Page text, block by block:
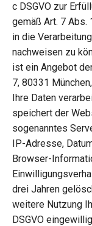
c DSGVO zur
gemäß Art. 7 Abs.
in die
nachweisen zu
ist ein Angebot
7, 80331
Ihre Daten
speichert der
sogenanntes
IP-Adresse,
Browser-
drei Jahren
weitere Nutzung
DSGVO